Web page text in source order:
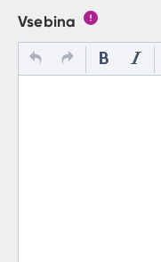
Vsebina